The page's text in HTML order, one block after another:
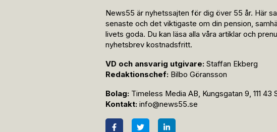
News55 är nyhetssajten för dig över 55 år. Här
senaste och det viktigaste om din pension,
livets goda. Du kan läsa alla våra artiklar och
nyhetsbrev kostnadsfritt.
VD och ansvarig utgivare: Staffan Ekberg
Redaktionschef: Bilbo Göransson
Bolag: Timeless Media AB, Kungsgatan 9, 111 43
Kontakt: info@news55.se